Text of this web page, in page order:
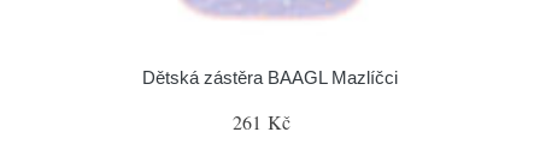
Dětská zástěra BAAGL Mazlíčci
261 Kč